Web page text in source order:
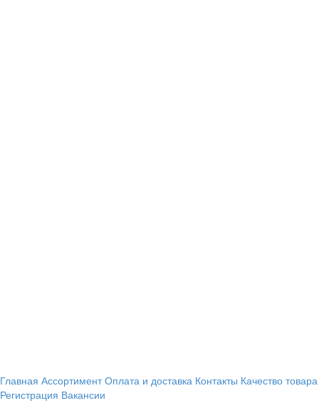
Главная Ассортимент Оплата и доставка Контакты Качество товара
Регистрация Вакансии